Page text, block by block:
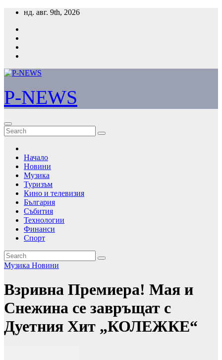
Skip
content
нд. авг. 9th, 2026
P-NEWS
Начало
Новини
Музика
Туризъм
Кино и телевизия
България
Събития
Технологии
Финанси
Спорт
Музика Новини
Взривна Премиера! Мая и
Снежина се завръщат с
Дуетния Хит „КОЛЕЖКЕ“